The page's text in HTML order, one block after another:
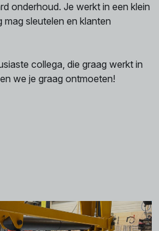
onderhoud. Je werkt in een klein
sleutelen en klanten
collega, die graag werkt in
we je graag ontmoeten!